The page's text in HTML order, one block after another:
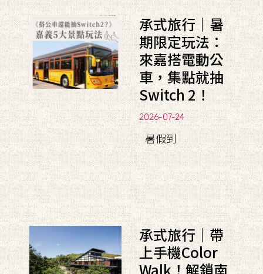
承式旅行｜暑
期限定玩法：
來嘉搭電動公
車，集點就抽
Switch 2！
2026-07-24
暑假到
承式旅行｜帶
上手機Color
Walk！解鎖南